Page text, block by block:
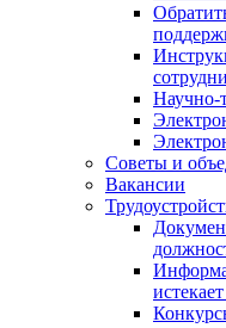
Научно-
Советы и
Вакансии